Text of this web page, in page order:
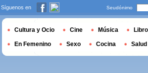
Síguenos en Seudónimo
Cultura y Ocio Cine Música
En Femenino Sexo Cocina Salud